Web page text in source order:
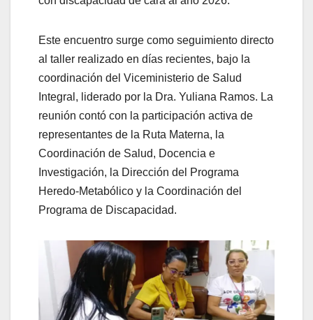
Este encuentro surge como seguimiento directo
al taller realizado en días recientes, bajo la
coordinación del Viceministerio de Salud
Integral, liderado por la Dra. Yuliana Ramos. La
reunión contó con la participación activa de
representantes de la Ruta Materna, la
Coordinación de Salud, Docencia e
Investigación, la Dirección del Programa
Heredo-Metabólico y la Coordinación del
Programa de Discapacidad.